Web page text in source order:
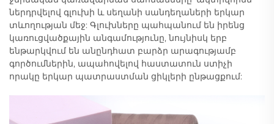
ներդրվելով գլուխի և սեղանի սանդեղաների երկար
տևողության մեջ: Գլուխները պահպանում են իրենց
կառուցվածքային անգամությունը, նույնիսկ երբ
ենթարկվում են անընդհատ բարձր արագությամբ
գործումներին, ապահովելով հաստատուն ստիչի
որակը երկար պատրաստման ցիկլերի ընթացքում: